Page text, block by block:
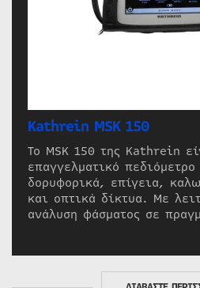
Kathrein MSK 150
Το MSK 150 της Kathrein
επαγγελματικό
δορυφορικά, επίγεια,
και οπτικά δίκτυα. Με
ανάλυση φάσματος σε